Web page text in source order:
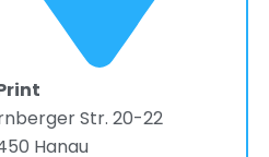
Str. 20-22
Hanau